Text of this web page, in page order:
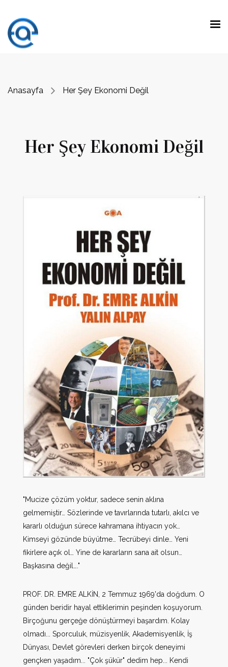
Anasayfa Her Şey Ekonomi Değil
Her Şey Ekonomi Değil
"Mucize çözüm yoktur, sadece senin aklına
gelmemiştir… Sözlerinde ve tavırlarında tutarlı, akılcı ve
kararlı olduğun sürece kahramana ihtiyacın yok…
Kimseyi gözünde büyütme… Tecrübeyi dinle… Yeni
fikirlere açık ol… Yine de kararların sana ait olsun…
Başkasına değil…."
PROF. DR. EMRE ALKİN, 2 Temmuz 1969'da doğdum. O
günden beridir hayal ettiklerimin peşinden koşuyorum.
Birçoğunu gerçeğe dönüştürmeyi başardım. Kolay
olmadı... Sporculuk, müzisyenlik, Akademisyenlik, İş
Dünyası, Devlet görevleri derken birçok deneyimi
gençken yaşadım... "Çok şükür" dedim hep... Kendi